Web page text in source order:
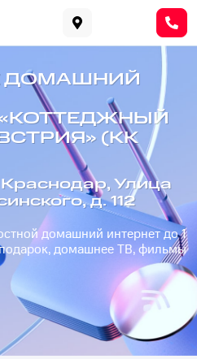
ДОМАШНИЙ
(КК
Улица
д. 112
домашний интернет до 1
домашнее ТВ, фильмы